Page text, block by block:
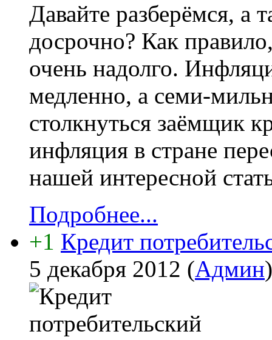
Давайте разберёмся, а
досрочно? Как
очень надолго.
медленно, а семи-
столкнуться заёмщик
инфляция в стране
нашей интересной
Подробнее...
+1 Кредит
5 декабря 2012 (Админ)